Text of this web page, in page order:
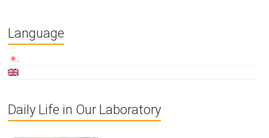
Language
Daily Life in Our Laboratory